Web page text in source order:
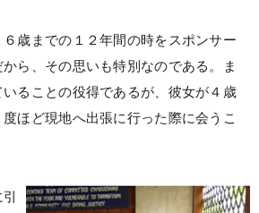
歳までの１２年間の時をスポンサー
ら、その思いも特別なのである。ま
ることの役得であるが、彼女が４歳
ほど現地へ出張に行った際に会うこ